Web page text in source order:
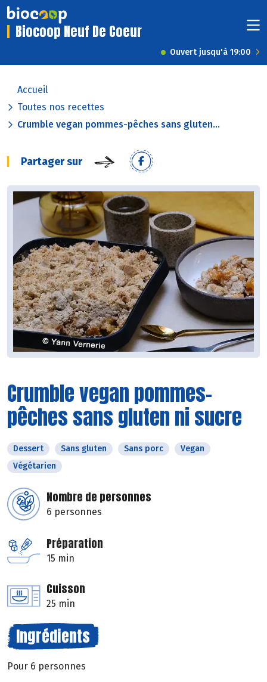
Biocoop Neuf De Coeur
Ouvert jusqu'à 19:00
Accueil
Toutes nos recettes
Crumble vegan pommes-pêches sans gluten...
Partager sur
Crumble vegan pommes-
pêches sans gluten ni sucre
Dessert Sans gluten Sans porc
Vegan
Végétarien
Nombre de personnes
6 personnes
Préparation
15 min
Cuisson
25 min
Ingrédients
Pour 6 personnes